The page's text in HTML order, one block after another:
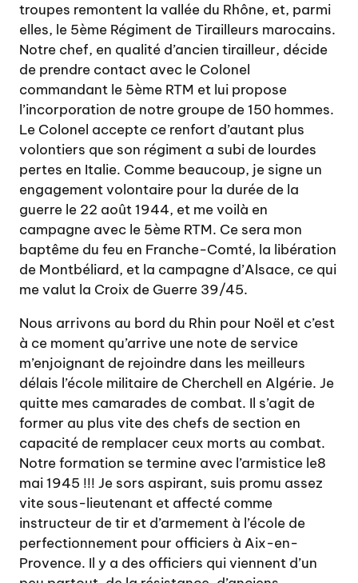
troupes remontent la vallée du Rhône, et, parmi
elles, le 5ème Régiment de Tirailleurs marocains.
Notre chef, en qualité d’ancien tirailleur, décide
de prendre contact avec le Colonel
commandant le 5ème RTM et lui propose
l’incorporation de notre groupe de 150 hommes.
Le Colonel accepte ce renfort d’autant plus
volontiers que son régiment a subi de lourdes
pertes en Italie. Comme beaucoup, je signe un
engagement volontaire pour la durée de la
guerre le 22 août 1944, et me voilà en
campagne avec le 5ème RTM. Ce sera mon
baptême du feu en Franche-Comté, la libération
de Montbéliard, et la campagne d’Alsace, ce qui
me valut la Croix de Guerre 39/45.
Nous arrivons au bord du Rhin pour Noël et c’est
à ce moment qu’arrive une note de service
m’enjoignant de rejoindre dans les meilleurs
délais l’école militaire de Cherchell en Algérie. Je
quitte mes camarades de combat. Il s’agit de
former au plus vite des chefs de section en
capacité de remplacer ceux morts au combat.
Notre formation se termine avec l’armistice le8
mai 1945 !!! Je sors aspirant, suis promu assez
vite sous-lieutenant et affecté comme
instructeur de tir et d’armement à l’école de
perfectionnement pour officiers à Aix-en-
Provence. Il y a des officiers qui viennent d’un